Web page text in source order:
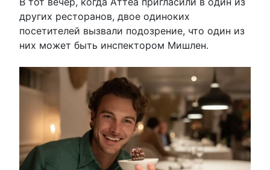
других ресторанов, двое одиноких
посетителей вызвали подозрение, что один из
них может быть инспектором Мишлен.